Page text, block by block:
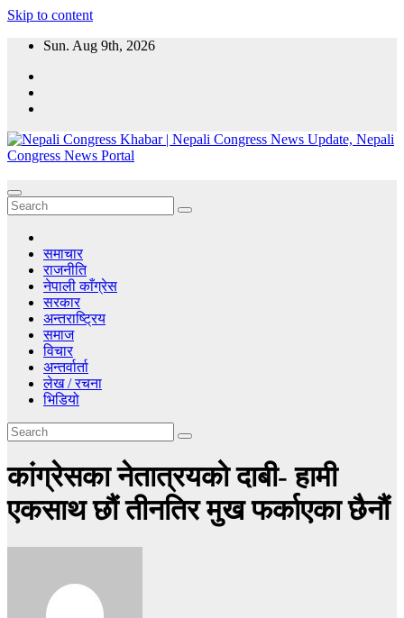
Skip to content
Sun. Aug 9th, 2026
Congress News Portal
News, Nepali Congress News Update, Nepal political parties and
Leaders.
समाचार
राजनीति
नेपाली काँग्रेस
सरकार
अन्तराष्ट्रिय
समाज
विचार
अन्तर्वार्ता
लेख / रचना
भिडियो
कांग्रेसका नेतात्रयको दाबी- हामी
एकसाथ छौं तीनतिर मुख फर्काएका छैनौं